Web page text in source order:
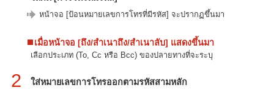
หน้าจอ [ป้อนหมายเลขการโทรที่มีรหัส] จะปรากฏขึ้นมา
เมื่อหน้าจอ [ถึง/สำเนาถึง/สำเนาลับ] แสดงขึ้นมา
เลือกประเภท (To, Cc หรือ Bcc) ของปลายทางที่จะระบุ
2 ใส่หมายเลขการโทรออกตามรหัสสามหลัก